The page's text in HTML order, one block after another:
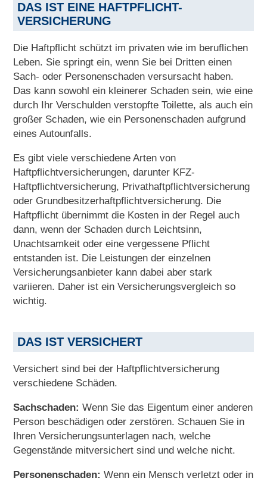
DAS IST EINE HAFTPFLICHT-
VERSICHERUNG
Die Haftpflicht schützt im privaten wie im beruflichen
Leben. Sie springt ein, wenn Sie bei Dritten einen
Sach- oder Personenschaden versursacht haben.
Das kann sowohl ein kleinerer Schaden sein, wie eine
durch Ihr Verschulden verstopfte Toilette, als auch ein
großer Schaden, wie ein Personenschaden aufgrund
eines Autounfalls.
Es gibt viele verschiedene Arten von
Haftpflichtversicherungen, darunter KFZ-
Haftpflichtversicherung, Privathaftpflichtversicherung
oder Grundbesitzerhaftpflichtversicherung. Die
Haftpflicht übernimmt die Kosten in der Regel auch
dann, wenn der Schaden durch Leichtsinn,
Unachtsamkeit oder eine vergessene Pflicht
entstanden ist. Die Leistungen der einzelnen
Versicherungsanbieter kann dabei aber stark
variieren. Daher ist ein Versicherungsvergleich so
wichtig.
DAS IST VERSICHERT
Versichert sind bei der Haftpflichtversicherung
verschiedene Schäden.
Sachschaden: Wenn Sie das Eigentum einer anderen
Person beschädigen oder zerstören. Schauen Sie in
Ihren Versicherungsunterlagen nach, welche
Gegenstände mitversichert sind und welche nicht.
Personenschaden: Wenn ein Mensch verletzt oder in